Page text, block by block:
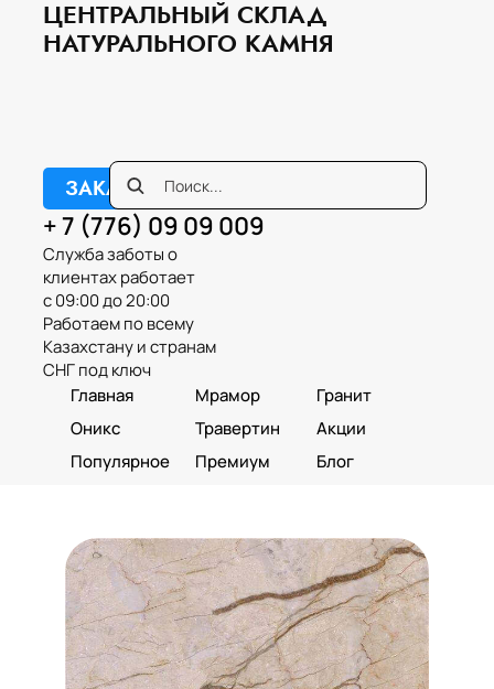
ЦЕНТРАЛЬНЫЙ СКЛАД
НАТУРАЛЬНОГО КАМНЯ
ЗАКАЗАТЬ ЗВОНОК
+ 7 (776) 09 09 009
Служба заботы о
клиентах работает
с 09:00 до 20:00
Работаем по всему
Казахстану и странам
СНГ под ключ
Главная
Мрамор
Гранит
Оникс
Травертин
Акции
Популярное
Премиум Блог